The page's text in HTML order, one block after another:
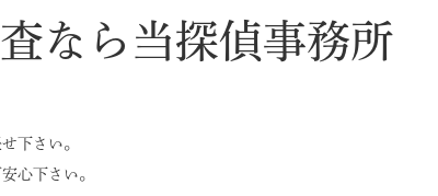
なら当探偵事務所
下さい。
心下さい。